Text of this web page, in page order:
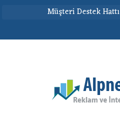
Müşteri Destek